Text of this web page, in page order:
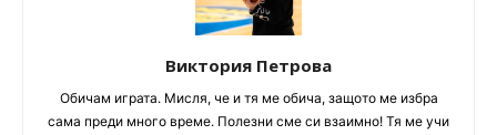
Виктория Петрова
Обичам играта. Мисля, че и тя ме обича, защото ме избра
сама преди много време. Полезни сме си взаимно! Тя ме учи